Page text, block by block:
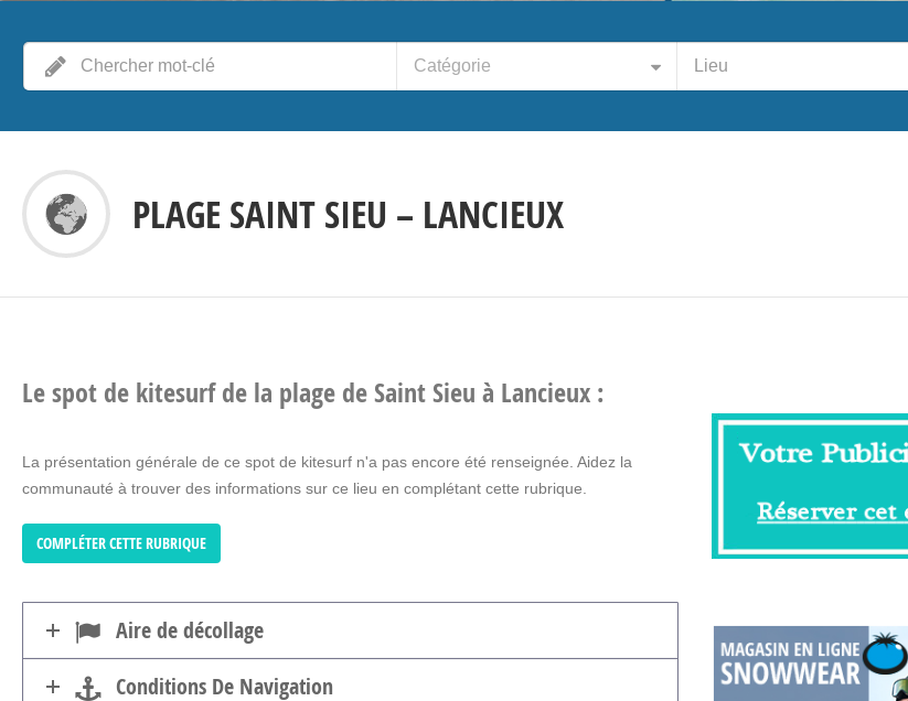
Catégorie
PLAGE SAINT SIEU – LANCIEUX
Le spot de kitesurf de la plage de Saint Sieu à Lancieux :
La présentation générale de ce spot de kitesurf n'a pas encore été renseignée. Aidez la
communauté à trouver des informations sur ce lieu en complétant cette rubrique.
COMPLÉTER CETTE RUBRIQUE
Aire de décollage
Conditions De Navigation